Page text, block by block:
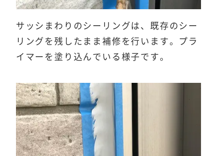
サッシまわりのシーリングは、既存のシー
リングを残したまま補修を行います。プラ
イマーを塗り込んでいる様子です。